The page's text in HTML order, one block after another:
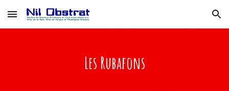
Skip to main content Skip to navigation
Les Rubafons